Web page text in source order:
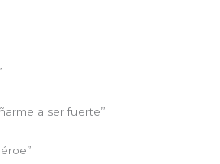
a ser fuerte”